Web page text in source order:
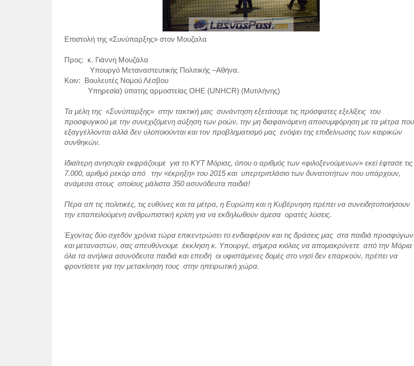
Επιστολή της «Συνύπαρξης» στον Μουζαλα
Προς: κ. Γιάννη Μουζάλα
Υπουργό Μεταναστευτικής Πολιτικής –Αθήνα.
Κοιν: Βουλευτές Νομού Λέσβου
Υπηρεσία) ύπατης αρμοστείας ΟΗΕ (UNHCR) (Μυτιλήνης)
Τα μέλη της «Συνύπαρξης» στην τακτική μας συνάντηση εξετάσαμε τις πρόσφατες εξελίξεις του
προσφυγικού με την συνεχιζόμενη αύξηση των ροών, την μη διαφαινόμενη αποσυμφόρηση με τα μέτρα που
εξαγγέλλονται αλλά δεν υλοποιούνται και τον προβληματισμό μας ενόψει της επιδείνωσης των καιρικών
συνθηκών.
Ιδιαίτερη ανησυχία εκφράζουμε για το ΚΥΤ Μόριας, όπου ο αριθμός των «φιλοξενούμενων» εκεί έφτασε τις
7.000, αριθμό ρεκόρ από την «έκρηξη» του 2015 και υπερτριπλάσιο των δυνατοτήτων που υπάρχουν,
ανάμεσα στους οποίους μάλιστα 350 ασυνόδευτα παιδιά!
Πέρα απ τις πολιτικές, τις ευθύνες και τα μέτρα, η Ευρώπη και η Κυβέρνηση πρέπει να συνειδητοποιήσουν
την επαπειλούμενη ανθρωπιστική κρίση για να εκδηλωθούν άμεσα ορατές λύσεις.
Έχοντας δύο σχεδόν χρόνια τώρα επικεντρώσει το ενδιαφέρον και τις δράσεις μας στα παιδιά προσφύγων
και μεταναστών, σας απευθύνουμε έκκληση κ. Υπουργέ, σήμερα κιόλας να απομακρύνετε από την Μόρια
όλα τα ανήλικα ασυνόδευτα παιδιά και επειδή οι υφιστάμενες δομές στο νησί δεν επαρκούν, πρέπει να
φροντίσετε για την μετακίνηση τους στην ηπειρωτική χώρα.